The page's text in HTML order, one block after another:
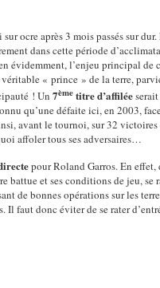
après 3 mois passés sur dur.
dans cette période
évidemment, l’enjeu principal de
« prince » de la terre,
! Un 7èmetitre d’affilée
qu’une défaite ici, en 2003,
avant le tournoi, sur 32 victoires
affoler tous ses adversaires…
pour Roland Garros. En
battue et ses conditions de jeu, se
de bonnes opérations sur les
Il faut donc éviter de se rater